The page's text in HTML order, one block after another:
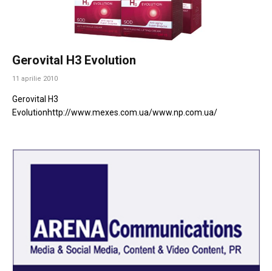
Gerovital H3 Evolution
11 aprilie 2010
Gerovital H3
Evolutionhttp://www.mexes.com.ua/www.np.com.ua/